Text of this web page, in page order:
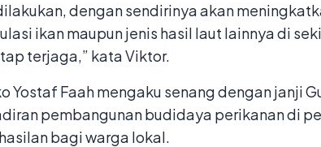
dengan sendirinya akan
ikan maupun jenis hasil laut lainnya di
terjaga,” kata Viktor.
Yostaf Faah mengaku senang dengan janji
pembangunan budidaya perikanan di
bagi warga lokal.